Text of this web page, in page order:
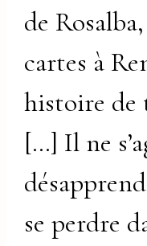
de
cartes à
histoire de
[…] Il ne
se perdre